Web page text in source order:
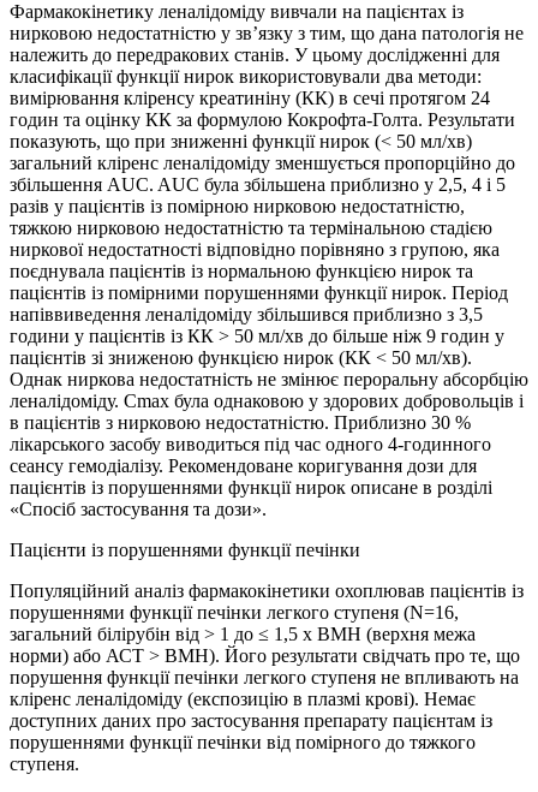
Фармакокінетику леналідоміду вивчали на пацієнтах із
нирковою недостатністю у зв’язку з тим, що дана патологія не
належить до передракових станів. У цьому дослідженні для
класифікації функції нирок використовували два методи:
вимірювання кліренсу креатиніну (КК) в сечі протягом 24
годин та оцінку КК за формулою Кокрофта-Голта. Результати
показують, що при зниженні функції нирок (< 50 мл/хв)
загальний кліренс леналідоміду зменшується пропорційно до
збільшення AUC. AUC була збільшена приблизно у 2,5, 4 і 5
разів у пацієнтів із помірною нирковою недостатністю,
тяжкою нирковою недостатністю та термінальною стадією
ниркової недостатності відповідно порівняно з групою, яка
поєднувала пацієнтів із нормальною функцією нирок та
пацієнтів із помірними порушеннями функції нирок. Період
напіввиведення леналідоміду збільшився приблизно з 3,5
години у пацієнтів із КК > 50 мл/хв до більше ніж 9 годин у
пацієнтів зі зниженою функцією нирок (КК < 50 мл/хв).
Однак ниркова недостатність не змінює пероральну абсорбцію
леналідоміду. Cmax була однаковою у здорових добровольців і
в пацієнтів з нирковою недостатністю. Приблизно 30 %
лікарського засобу виводиться під час одного 4-годинного
сеансу гемодіалізу. Рекомендоване коригування дози для
пацієнтів із порушеннями функції нирок описане в розділі
«Спосіб застосування та дози».
Пацієнти із порушеннями функції печінки
Популяційний аналіз фармакокінетики охоплював пацієнтів із
порушеннями функції печінки легкого ступеня (N=16,
загальний білірубін від > 1 до ≤ 1,5 x ВМН (верхня межа
норми) або АСТ > ВМН). Його результати свідчать про те, що
порушення функції печінки легкого ступеня не впливають на
кліренс леналідоміду (експозицію в плазмі крові). Немає
доступних даних про застосування препарату пацієнтам із
порушеннями функції печінки від помірного до тяжкого
ступеня.